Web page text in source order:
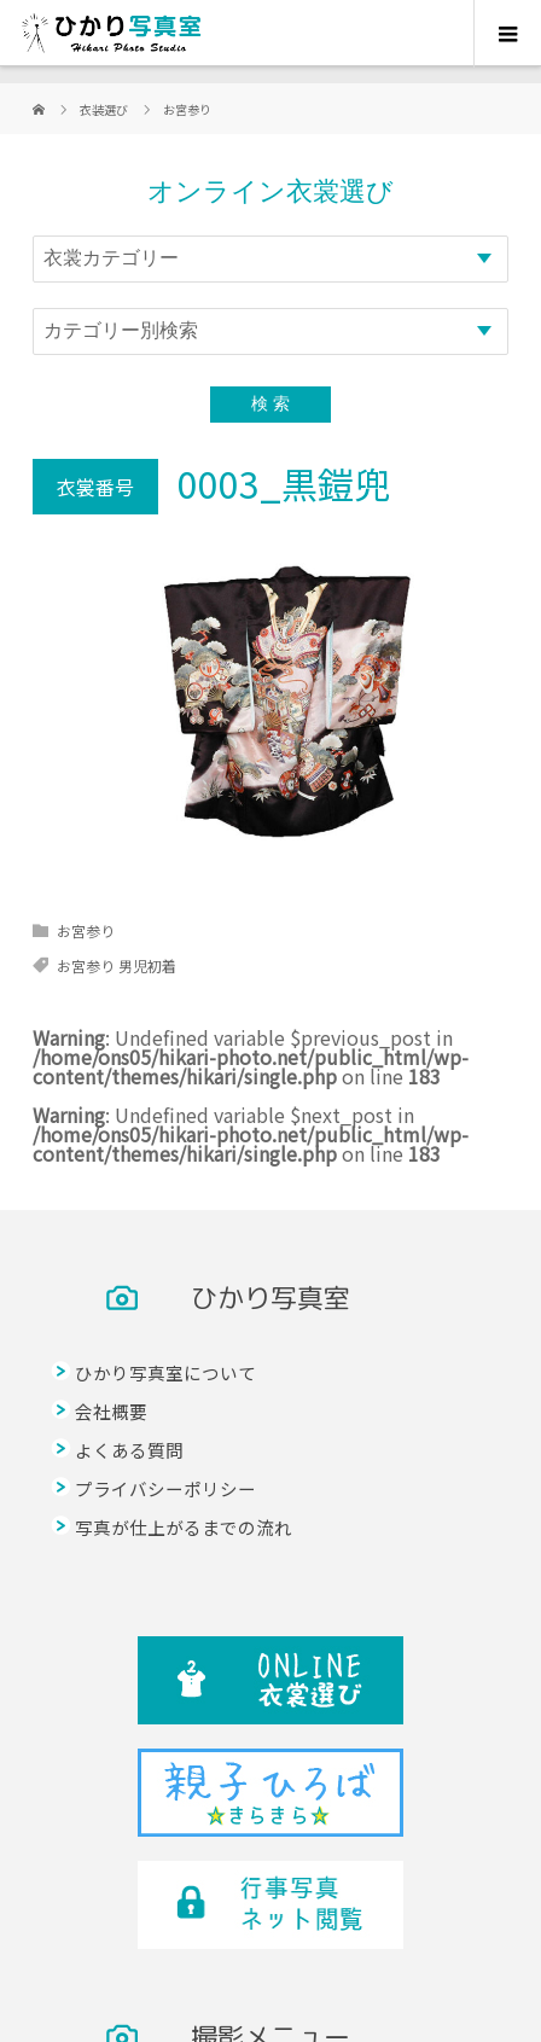
衣装選び お宮参り
オンライン衣裳選び
衣裳番号 0003_黒鎧兜
お宮参り
お宮参り 男児初着
Warning: Undefined variable $previous_post in
/home/ons05/hikari-photo.net/public_html/wp-
content/themes/hikari/single.phpon line 183
Warning: Undefined variable $next_post in
/home/ons05/hikari-photo.net/public_html/wp-
content/themes/hikari/single.phpon line 183
ひかり写真室
ひかり写真室について
会社概要
よくある質問
プライバシーポリシー
写真が仕上がるまでの流れ